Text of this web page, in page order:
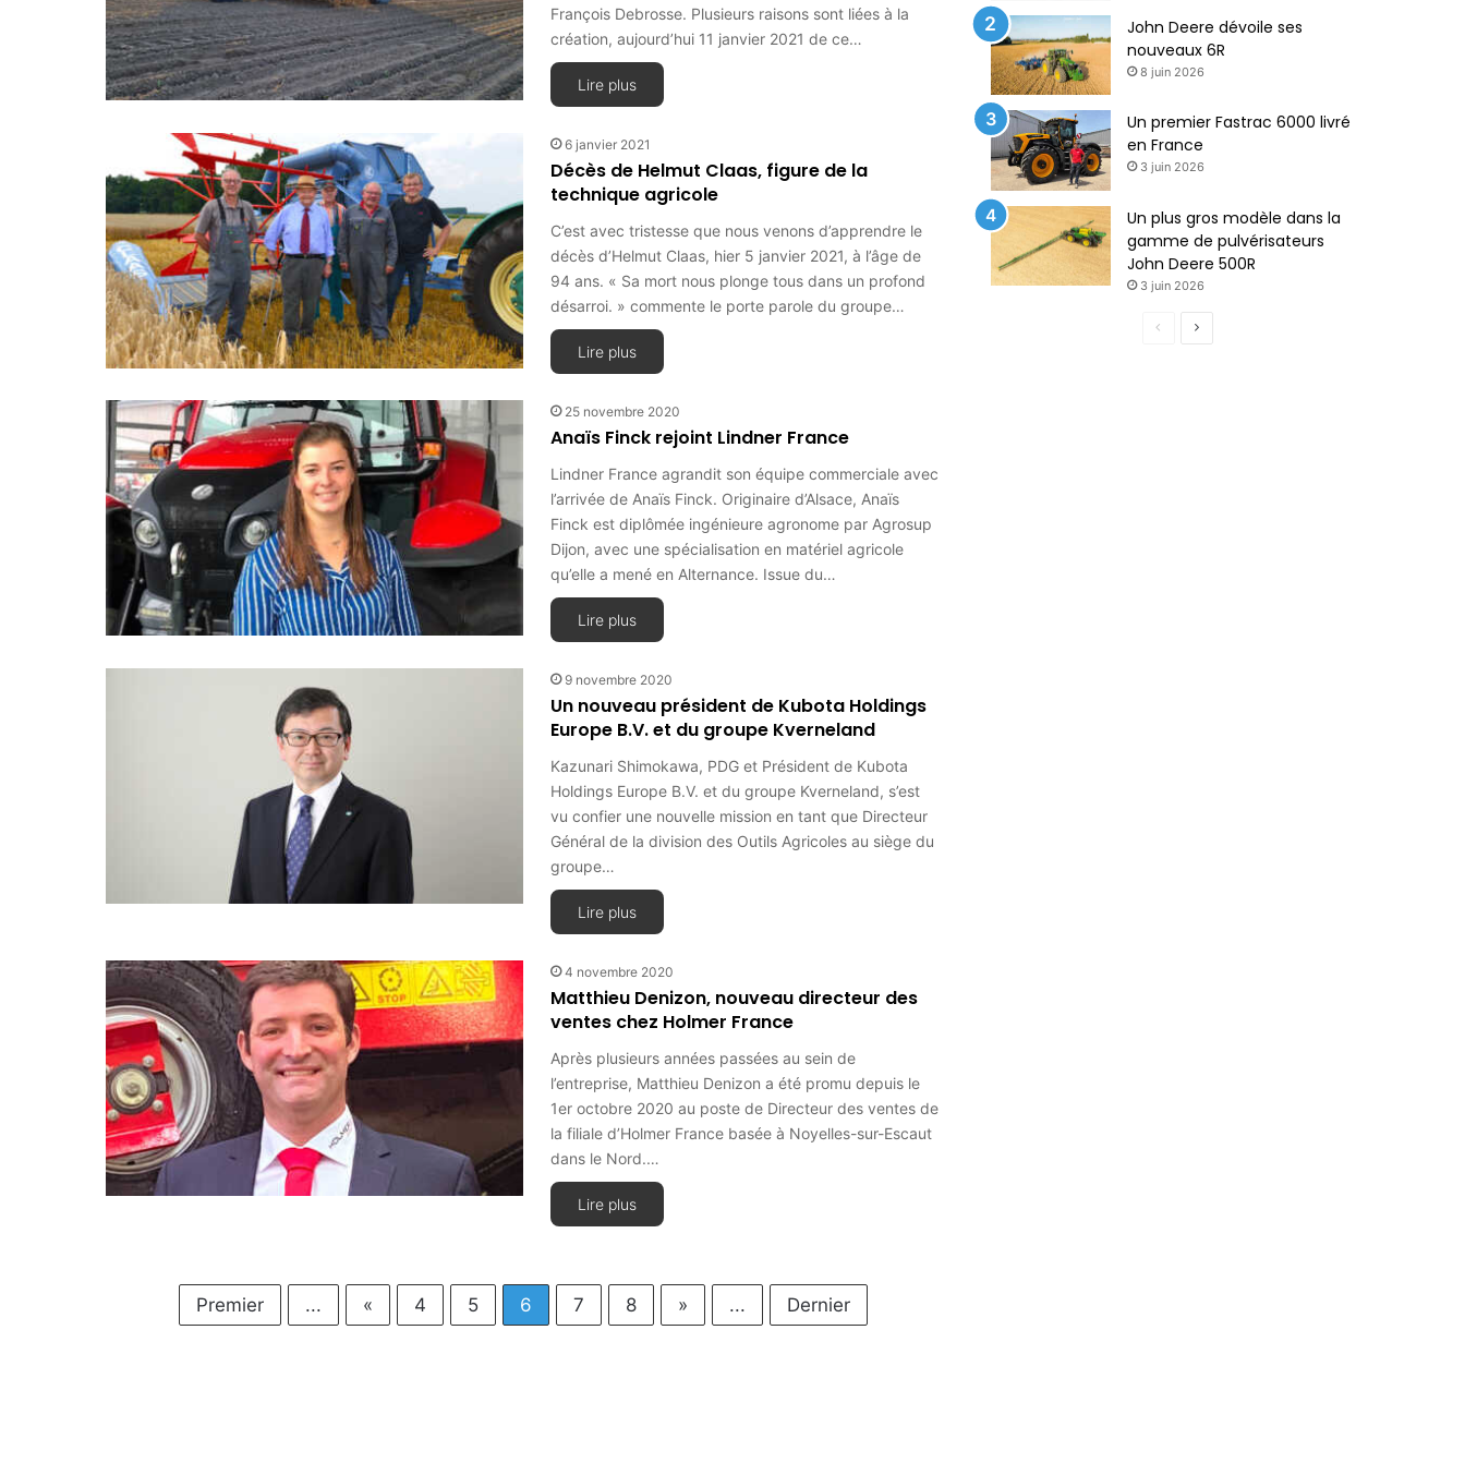
François Debrosse. Plusieurs raisons sont liées à la
création, aujourd’hui 11 janvier 2021 de ce…
Lire plus
6 janvier 2021
Décès de Helmut Claas, figure de la
technique agricole
C’est avec tristesse que nous venons d’apprendre le
décès d’Helmut Claas, hier 5 janvier 2021, à l’âge de
94 ans. « Sa mort nous plonge tous dans un profond
désarroi. » commente le porte parole du groupe…
Lire plus
25 novembre 2020
Anaïs Finck rejoint Lindner France
Lindner France agrandit son équipe commerciale avec
l’arrivée de Anaïs Finck. Originaire d’Alsace, Anaïs
Finck est diplômée ingénieure agronome par Agrosup
Dijon, avec une spécialisation en matériel agricole
qu’elle a mené en Alternance. Issue du…
Lire plus
9 novembre 2020
Un nouveau président de Kubota Holdings
Europe B.V. et du groupe Kverneland
Kazunari Shimokawa, PDG et Président de Kubota
Holdings Europe B.V. et du groupe Kverneland, s’est
vu confier une nouvelle mission en tant que Directeur
Général de la division des Outils Agricoles au siège du
groupe…
Lire plus
4 novembre 2020
Matthieu Denizon, nouveau directeur des
ventes chez Holmer France
Après plusieurs années passées au sein de
l’entreprise, Matthieu Denizon a été promu depuis le
1er octobre 2020 au poste de Directeur des ventes de
la filiale d’Holmer France basée à Noyelles-sur-Escaut
dans le Nord.…
Lire plus
Premier ... « 4 5 6 7 8 » ... Dernier
John Deere dévoile ses
nouveaux 6R
8 juin 2026
Un premier Fastrac 6000 livré
en France
3 juin 2026
Un plus gros modèle dans la
gamme de pulvérisateurs
John Deere 500R
3 juin 2026
P